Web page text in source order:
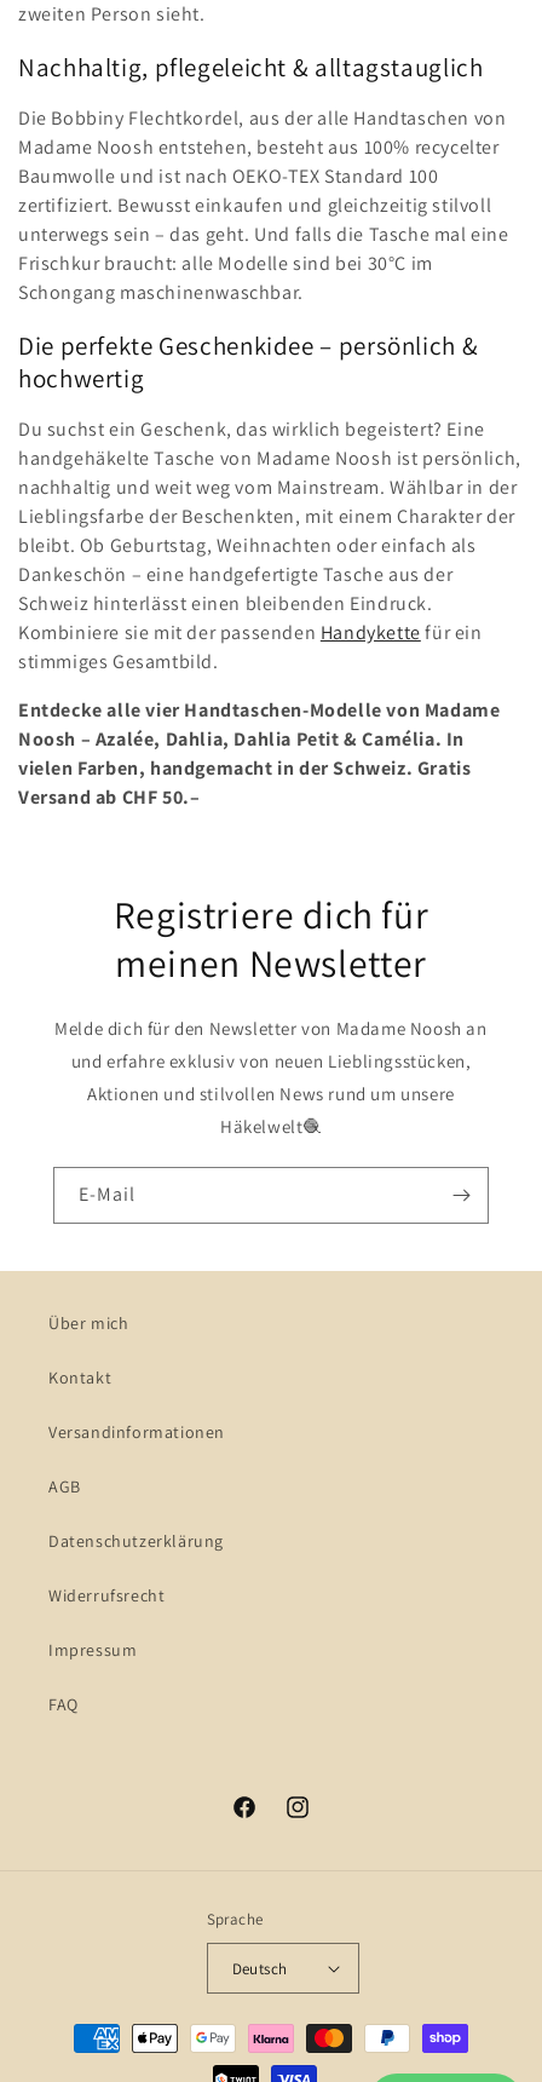
zweiten Person sieht.
Nachhaltig, pflegeleicht & alltagstauglich
Die Bobbiny Flechtkordel, aus der alle Handtaschen von
Madame Noosh entstehen, besteht aus 100% recycelter
Baumwolle und ist nach OEKO-TEX Standard 100
zertifiziert. Bewusst einkaufen und gleichzeitig stilvoll
unterwegs sein – das geht. Und falls die Tasche mal eine
Frischkur braucht: alle Modelle sind bei 30°C im
Schongang maschinenwaschbar.
Die perfekte Geschenkidee – persönlich &
hochwertig
Du suchst ein Geschenk, das wirklich begeistert? Eine
handgehäkelte Tasche von Madame Noosh ist persönlich,
nachhaltig und weit weg vom Mainstream. Wählbar in der
Lieblingsfarbe der Beschenkten, mit einem Charakter der
bleibt. Ob Geburtstag, Weihnachten oder einfach als
Dankeschön – eine handgefertigte Tasche aus der
Schweiz hinterlässt einen bleibenden Eindruck.
Kombiniere sie mit der passenden Handykettefür ein
stimmiges Gesamtbild.
Entdecke alle vier Handtaschen-Modelle von Madame
Noosh – Azalée, Dahlia, Dahlia Petit & Camélia. In
vielen Farben, handgemacht in der Schweiz. Gratis
Versand ab CHF 50.–
Registriere dich für
meinen Newsletter
Melde dich für den Newsletter von Madame Noosh an
und erfahre exklusiv von neuen Lieblingsstücken,
Aktionen und stilvollen News rund um unsere
Häkelwelt🧶
E-Mail
Über mich
Kontakt
Versandinformationen
AGB
Datenschutzerklärung
Widerrufsrecht
Impressum
FAQ
FacebookInstagram
Sprache
Deutsch
Zahlungsmethoden